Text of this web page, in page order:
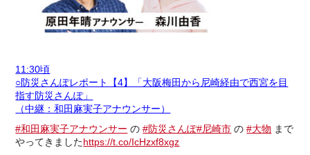
11:30頃
○防災さんぽレポート【4】「大阪梅田から尼崎経由で西宮を目
指す防災さんぽ」
（中継：和田麻実子アナウンサー）
#和田麻実子アナウンサー の#防災さんぽ#尼崎市 の#大物 まで
やってきましたhttps://t.co/IcHzxf8xgz